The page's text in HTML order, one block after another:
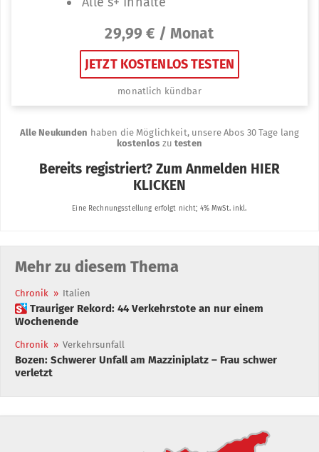
Mehr zu diesem Thema
Chronik » Italien
 Trauriger Rekord: 44 Verkehrstote an nur einem
Wochenende
Chronik » Verkehrsunfall
Bozen: Schwerer Unfall am Mazziniplatz – Frau schwer
verletzt